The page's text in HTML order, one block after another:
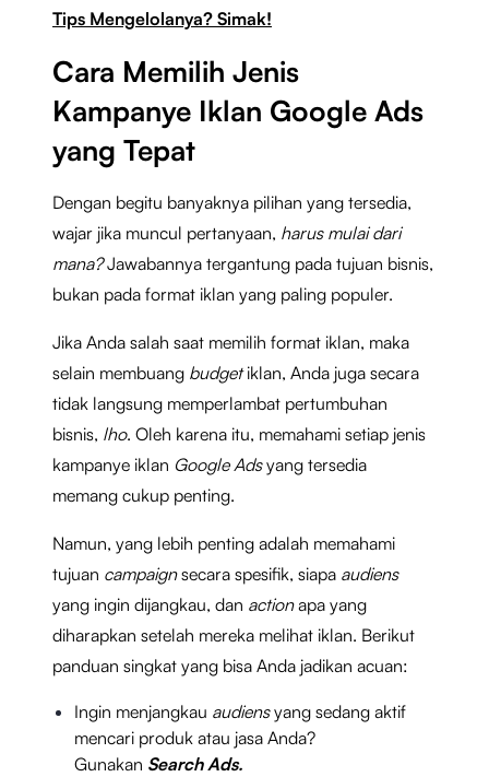
Tips Mengelolanya? Simak!
Cara Memilih Jenis
Kampanye Iklan Google Ads
yang Tepat
Dengan begitu banyaknya pilihan yang tersedia,
wajar jika muncul pertanyaan, harus mulai dari
mana?Jawabannya tergantung pada tujuan bisnis,
bukan pada format iklan yang paling populer.
Jika Anda salah saat memilih format iklan, maka
selain membuang budgetiklan, Anda juga secara
tidak langsung memperlambat pertumbuhan
bisnis, lho. Oleh karena itu, memahami setiap jenis
kampanye iklan Google Adsyang tersedia
memang cukup penting.
Namun, yang lebih penting adalah memahami
tujuan campaignsecara spesifik, siapa audiens
yang ingin dijangkau, dan actionapa yang
diharapkan setelah mereka melihat iklan. Berikut
panduan singkat yang bisa Anda jadikan acuan:
Ingin menjangkau audiensyang sedang aktif
mencari produk atau jasa Anda?
Gunakan Search Ads.